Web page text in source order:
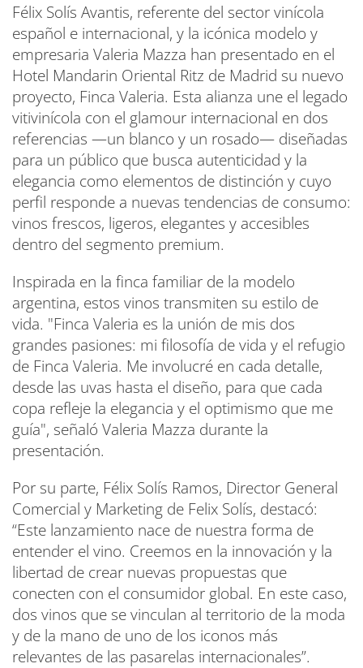
Félix Solís Avantis, referente del sector vinícola
español e internacional, y la icónica modelo y
empresaria Valeria Mazza han presentado en el
Hotel Mandarin Oriental Ritz de Madrid su nuevo
proyecto, Finca Valeria. Esta alianza une el legado
vitivinícola con el glamour internacional en dos
referencias —un blanco y un rosado— diseñadas
para un público que busca autenticidad y la
elegancia como elementos de distinción y cuyo
perfil responde a nuevas tendencias de consumo:
vinos frescos, ligeros, elegantes y accesibles
dentro del segmento premium.
Inspirada en la finca familiar de la modelo
argentina, estos vinos transmiten su estilo de
vida. "Finca Valeria es la unión de mis dos
grandes pasiones: mi filosofía de vida y el refugio
de Finca Valeria. Me involucré en cada detalle,
desde las uvas hasta el diseño, para que cada
copa refleje la elegancia y el optimismo que me
guía", señaló Valeria Mazza durante la
presentación.
Por su parte, Félix Solís Ramos, Director General
Comercial y Marketing de Felix Solís, destacó:
“Este lanzamiento nace de nuestra forma de
entender el vino. Creemos en la innovación y la
libertad de crear nuevas propuestas que
conecten con el consumidor global. En este caso,
dos vinos que se vinculan al territorio de la moda
y de la mano de uno de los iconos más
relevantes de las pasarelas internacionales”.